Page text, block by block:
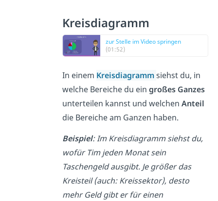
Kreisdiagramm
zur Stelle im Video springen
(01:52)
In einem Kreisdiagrammsiehst du, in
welche Bereiche du ein großes Ganzes
unterteilen kannst und welchen Anteil
die Bereiche am Ganzen haben.
Beispiel: Im Kreisdiagramm siehst du,
wofür Tim jeden Monat sein
Taschengeld ausgibt. Je größer das
Kreisteil (auch: Kreissektor), desto
mehr Geld gibt er für einen